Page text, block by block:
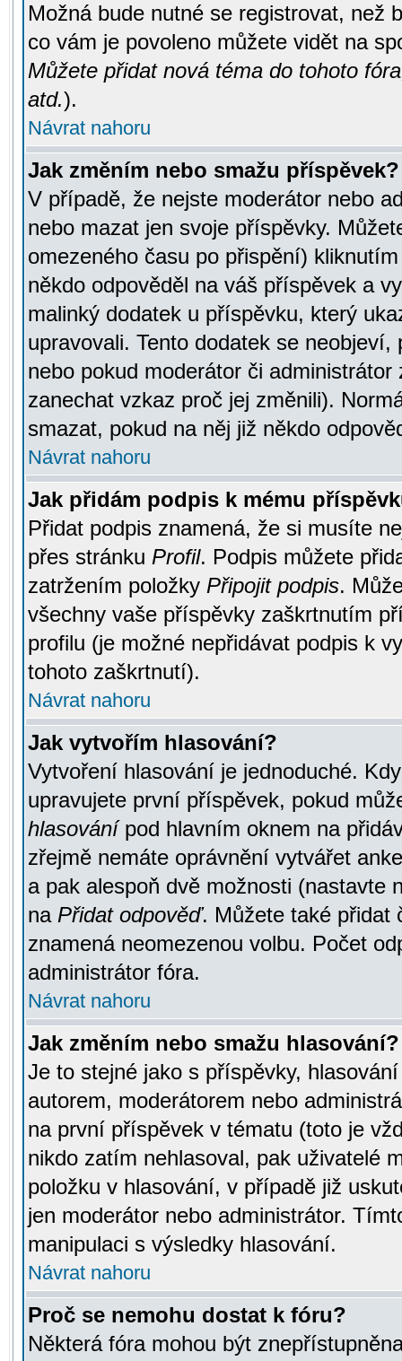
Možná bude nutné se registrovat, než
co vám je povoleno můžete vidět na
Můžete přidat nová téma do tohoto
atd.).
Návrat nahoru
Jak změním nebo smažu příspěvek?
V případě, že nejste moderátor nebo
nebo mazat jen svoje příspěvky.
omezeného času po přispění)
někdo odpověděl na váš příspěvek a
malinký dodatek u příspěvku, který
upravovali. Tento dodatek se
nebo pokud moderátor či
zanechat vzkaz proč jej změnili).
smazat, pokud na něj již někdo
Návrat nahoru
Jak přidám podpis k mému
Přidat podpis znamená, že si musíte
přes stránku Profil. Podpis můžete
zatržením položky Připojit podpis.
všechny vaše příspěvky zaškrtnutím
profilu (je možné nepřidávat podpis k
tohoto zaškrtnutí).
Návrat nahoru
Jak vytvořím hlasování?
Vytvoření hlasování je jednoduché.
upravujete první příspěvek, pokud
hlasovánípod hlavním oknem na
zřejmě nemáte oprávnění vytvářet
a pak alespoň dvě možnosti (nastavte
na Přidat odpověď. Můžete také přidat
znamená neomezenou volbu. Počet
administrátor fóra.
Návrat nahoru
Jak změním nebo smažu hlasování?
Je to stejné jako s příspěvky,
autorem, moderátorem nebo
na první příspěvek v tématu (toto je
nikdo zatím nehlasoval, pak uživatelé
položku v hlasování, v případě již
jen moderátor nebo administrátor.
manipulaci s výsledky hlasování.
Návrat nahoru
Proč se nemohu dostat k fóru?
Některá fóra mohou být